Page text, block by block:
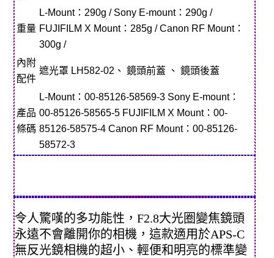
重量
L-Mount：290g / Sony E-mount：290g /
FUJIFILM X Mount：285g / Canon RF Mount：
300g /
內附
配件
遮光罩 LH582-02、 鏡頭前蓋 、 鏡頭後蓋
產品
條碼
L-Mount：00-85126-58569-3 Sony E-mount：
00-85126-58565-5 FUJIFILM X Mount：00-
85126-58575-4 Canon RF Mount：00-85126-
58572-3
令人驚嘆的多功能性，F2.8大光圈變焦鏡頭
永遠不會離開你的相機，這款適用於APS-C
無反光鏡相機的超小、輕便和明亮的標準變